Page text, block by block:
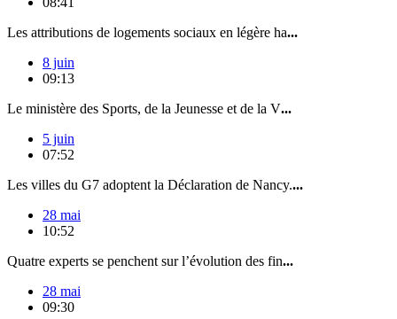
Les attributions de logements sociaux en légère ha...
8 juin
09:13
Le ministère des Sports, de la Jeunesse et de la V...
5 juin
07:52
Les villes du G7 adoptent la Déclaration de Nancy....
28 mai
10:52
Quatre experts se penchent sur l’évolution des fin...
28 mai
09:30